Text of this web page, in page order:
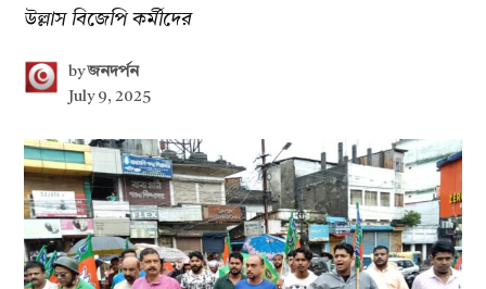
উল্লাস বিজেপি কর্মীদের
by জনদর্পন
July 9, 2025